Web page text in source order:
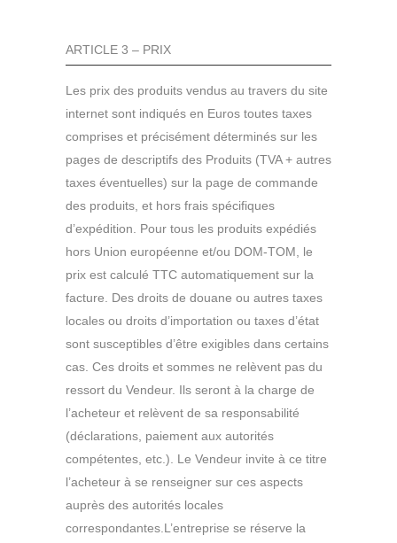
ARTICLE 3 – PRIX
Les prix des produits vendus au travers du site
internet sont indiqués en Euros toutes taxes
comprises et précisément déterminés sur les
pages de descriptifs des Produits (TVA + autres
taxes éventuelles) sur la page de commande
des produits, et hors frais spécifiques
d’expédition. Pour tous les produits expédiés
hors Union européenne et/ou DOM-TOM, le
prix est calculé TTC automatiquement sur la
facture. Des droits de douane ou autres taxes
locales ou droits d’importation ou taxes d’état
sont susceptibles d’être exigibles dans certains
cas. Ces droits et sommes ne relèvent pas du
ressort du Vendeur. Ils seront à la charge de
l’acheteur et relèvent de sa responsabilité
(déclarations, paiement aux autorités
compétentes, etc.). Le Vendeur invite à ce titre
l’acheteur à se renseigner sur ces aspects
auprès des autorités locales
correspondantes.L’entreprise se réserve la